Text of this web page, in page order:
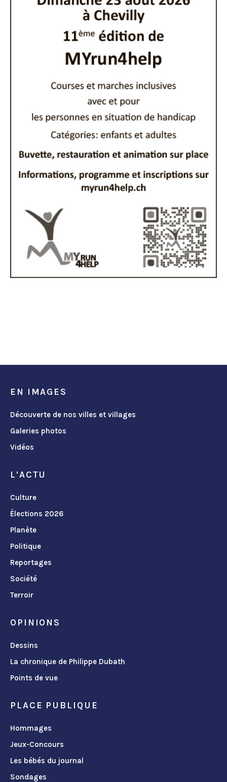
EN IMAGES
Découverte de nos villes et villages
Galeries photos
Vidéos
L'ACTU
Culture
Élections 2026
Planète
Politique
Reportages
Société
Terroir
OPINIONS
Dessins
La chronique de Philippe Dubath
Points de vue
PLACE PUBLIQUE
Hommages
Jeux-Concours
Les bébés du journal
Sondages